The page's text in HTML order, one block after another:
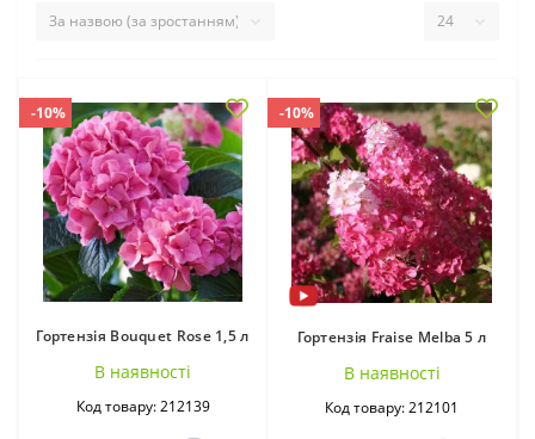
-10%
Гортензія Bouquet Rose 1,5 л
В наявностi
Код товару: 212139
-10%
Гортензія Fraise Melba 5 л
В наявностi
Код товару: 212101